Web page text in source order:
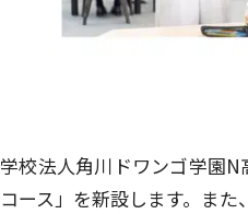
学校法人角川ドワンゴ学園
コース」を新設します。また